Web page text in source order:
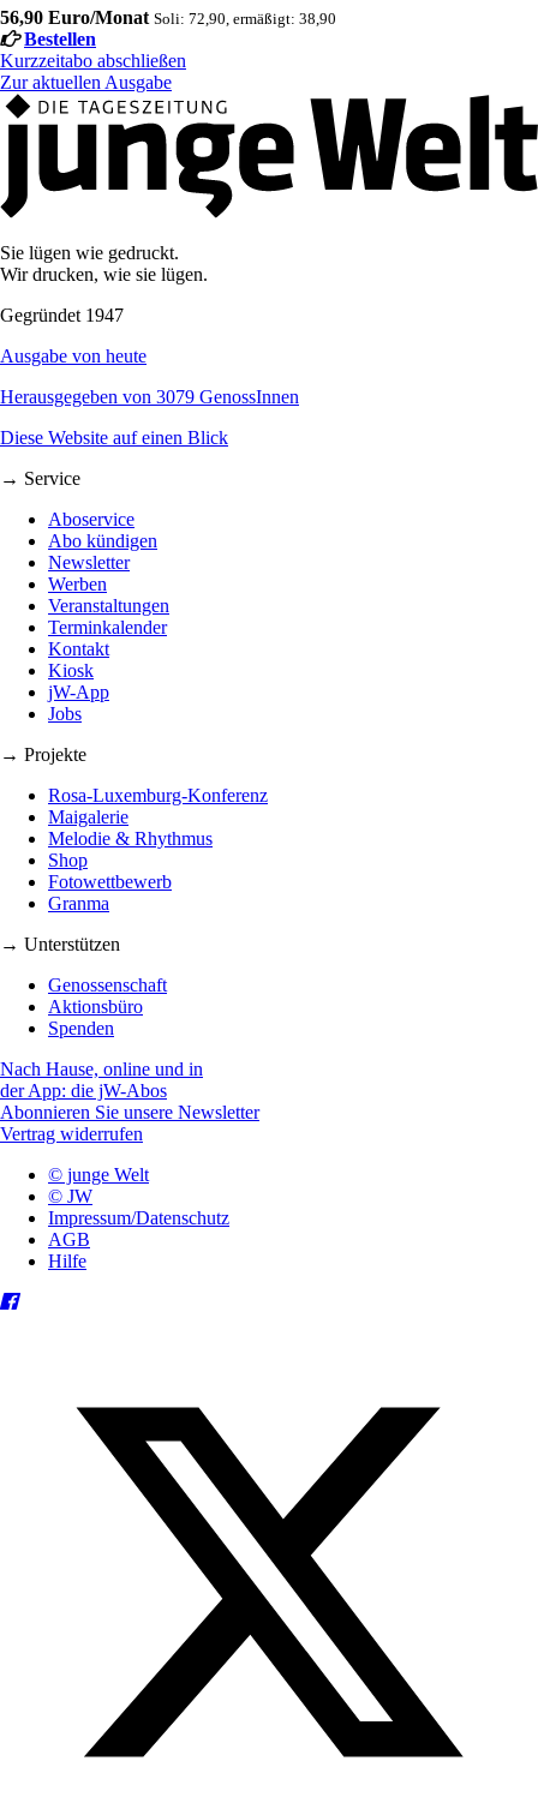
56,90 Euro/Monat Soli: 72,90, ermäßigt: 38,90
Bestellen
Kurzzeitabo abschließen
Zur aktuellen Ausgabe
Sie lügen wie gedruckt.
Wir drucken, wie sie lügen.
Gegründet 1947
Ausgabe von heute
Herausgegeben von 3079 GenossInnen
Diese Website auf einen Blick
→ Service
Aboservice
Abo kündigen
Newsletter
Werben
Veranstaltungen
Terminkalender
Kontakt
Kiosk
jW-App
Jobs
→ Projekte
Rosa-Luxemburg-Konferenz
Maigalerie
Melodie & Rhythmus
Shop
Fotowettbewerb
Granma
→ Unterstützen
Genossenschaft
Aktionsbüro
Spenden
Nach Hause, online und in
der App: die jW-Abos
Abonnieren Sie unsere Newsletter
Vertrag widerrufen
© junge Welt
© JW
Impressum/Datenschutz
AGB
Hilfe